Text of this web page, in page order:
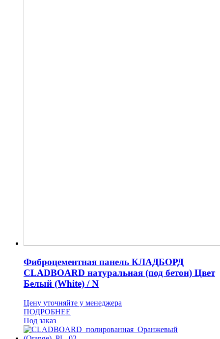
Фиброцементная панель КЛАДБОРД
CLADBOARD натуральная (под бетон) Цвет
Белый (White) / N
Цену уточняйте у менеджера
ПОДРОБНЕЕ
Под заказ